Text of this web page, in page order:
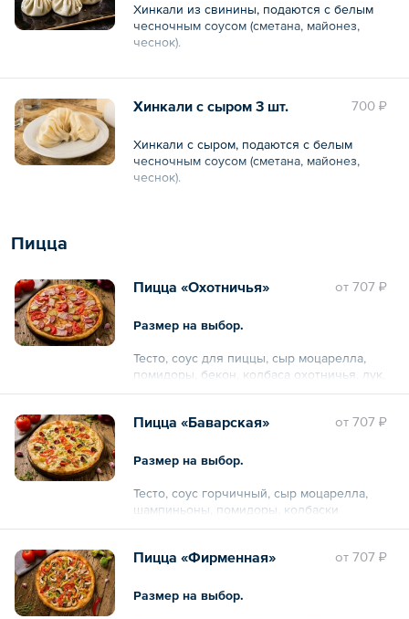
Хинкали из свинины, подаются с белым
чесночным соусом (сметана, майонез,
чеснок).
Общий вес – 200 г
700 ₽
Хинкали с сыром 3 шт.
Хинкали с сыром, подаются с белым
чесночным соусом (сметана, майонез,
чеснок).
Пицца
oт 707 ₽
Пицца «Охотничья»
Размер на выбор.
Тесто, соус для пиццы, сыр моцарелла,
помидоры, бекон, колбаса охотничья, лук,
огурцы маринованные.
oт 707 ₽
Пицца «Баварская»
Размер на выбор.
Тесто, соус горчичный, сыр моцарелла,
шампиньоны, помидоры, колбаски
охотничьи, зелень микс.
oт 707 ₽
Пицца «Фирменная»
Размер на выбор.